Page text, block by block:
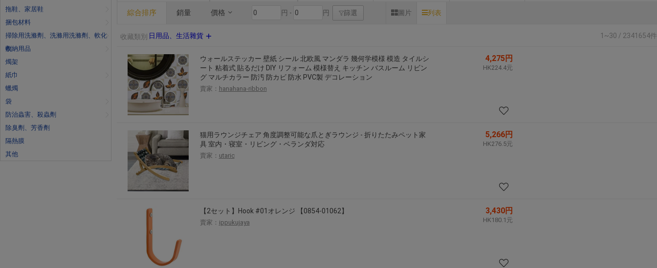
拖鞋、家居鞋
捆包材料
掃除用洗滌劑、洗滌用洗滌劑、軟化
劑
收納用品
燭架
紙巾
蠟燭
袋
防治蟲害、殺蟲劑
除臭劑、芳香劑
隔熱膜
其他
綜合排序 銷量 價格 円 - 円 篩選 圖片 列表
收藏類別 日用品、生活雜貨 1~30 / 2341654件
ウォールステッカー 壁紙 シール 北欧風 マンダラ 幾何学模様 模造 タイルシ
ート 粘着式 貼るだけ DIY リフォーム 模様替え キッチン バスルーム リビン
グ マルチカラー 防汚 防カビ 防水 PVC製 デコレーション
賣家： hanahana-ribbon
4,275円
HK224.4元
猫用ラウンジチェア 角度調整可能な爪とぎラウンジ - 折りたたみペット家
具 室内・寝室・リビング・ベランダ対応
賣家： utaric
5,266円
HK276.5元
【2セット】Hook #01オレンジ 【0854-01062】
賣家： ippukujaya
3,430円
HK180.1元